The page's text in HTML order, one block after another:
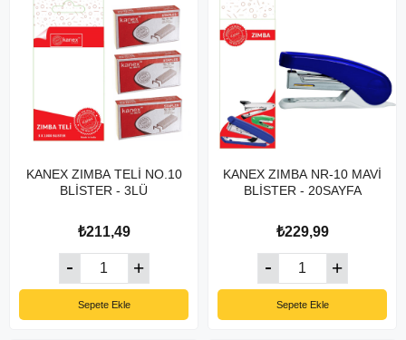
KANEX ZIMBA TELİ NO.10
BLİSTER - 3LÜ
₺211,49
Sepete Ekle
KANEX ZIMBA NR-10 MAVİ
BLİSTER - 20SAYFA
₺229,99
Sepete Ekle